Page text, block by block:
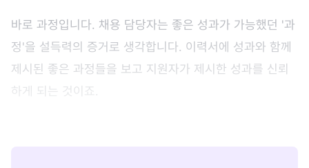
바로 과정입니다. 채용 담당자는 좋은 성과가 가능했던 '과
정'을 설득력의 증거로 생각합니다. 이력서에 성과와 함께
제시된 좋은 과정들을 보고 지원자가 제시한 성과를 신뢰
하게 되는 것이죠.